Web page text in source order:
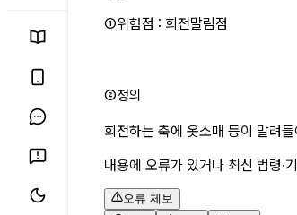
①위험점 : 회전말림점
②정의
회전하는 축에 옷소매 등이 말려
내용에 오류가 있거나 최신 법령·
오류 제보